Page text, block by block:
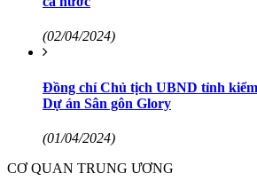
(02/04/2024)
Đồng chí Chủ tịch UBND tỉnh
Dự án Sân gôn Glory
(01/04/2024)
CƠ QUAN TRUNG ƯƠNG